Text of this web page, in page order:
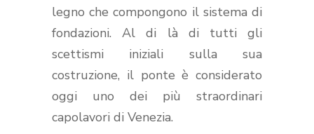
legno che compongono il sistema di
fondazioni. Al di là di tutti gli
scettismi iniziali sulla sua
costruzione, il ponte è considerato
oggi uno dei più straordinari
capolavori di Venezia.